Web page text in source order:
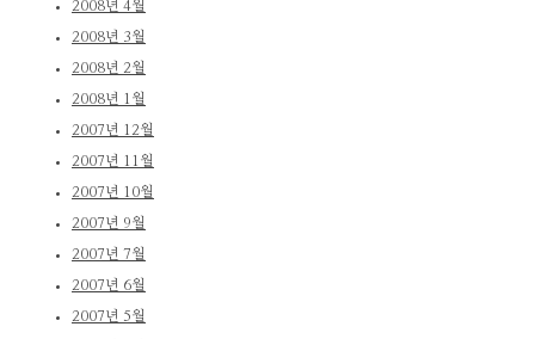
2008년 4월
2008년 3월
2008년 2월
2008년 1월
2007년 12월
2007년 11월
2007년 10월
2007년 9월
2007년 7월
2007년 6월
2007년 5월